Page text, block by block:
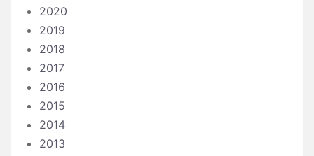
2020
2019
2018
2017
2016
2015
2014
2013